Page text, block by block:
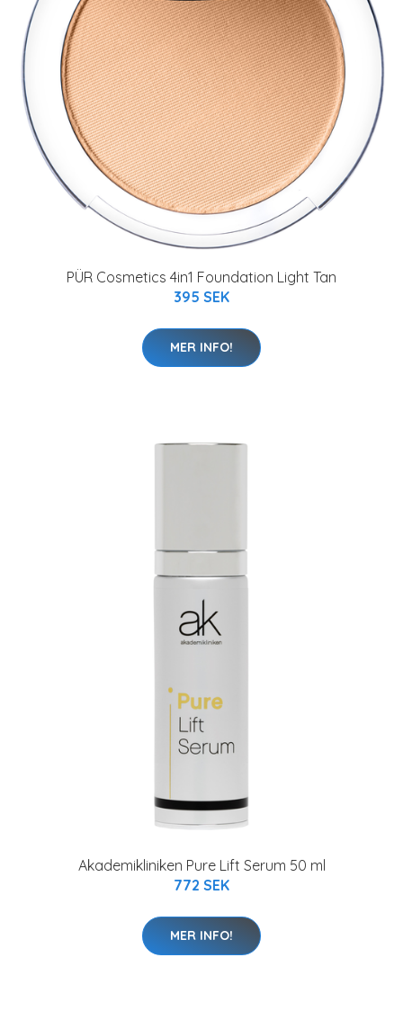
PÜR Cosmetics 4in1 Foundation Light Tan
395 SEK
MER INFO!
Akademikliniken Pure Lift Serum 50 ml
772 SEK
MER INFO!